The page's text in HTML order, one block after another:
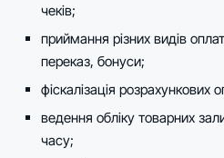
чеків;
приймання різних видів
переказ, бонуси;
фіскалізація розрахункових
ведення обліку товарних
часу;